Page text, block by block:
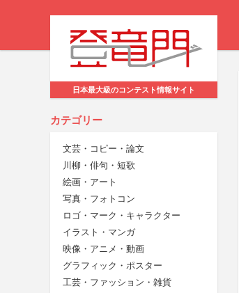
日本最大級のコンテスト情報サイト
カテゴリー
文芸・コピー・論文
川柳・俳句・短歌
絵画・アート
写真・フォトコン
ロゴ・マーク・キャラクター
イラスト・マンガ
映像・アニメ・動画
グラフィック・ポスター
工芸・ファッション・雑貨